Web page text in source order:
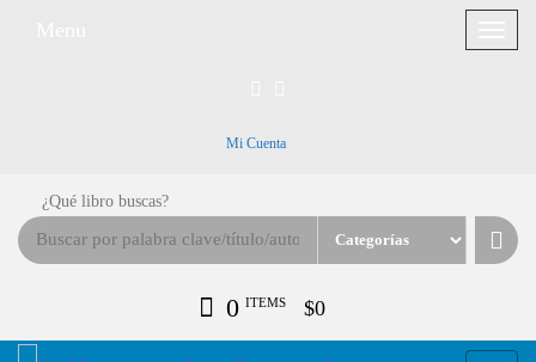
Mi Cuenta
¿Qué libro buscas?
0 ITEMS $0